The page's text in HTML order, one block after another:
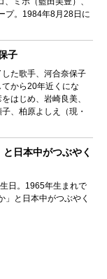
プ。1984年8月28日に
子
た歌手、河合奈保子
から20年近くにな
はじめ、岩崎良美、
、柏原よしえ（現・
と日本中がつぶやく
日。1965年生まれで
」と日本中がつぶやく